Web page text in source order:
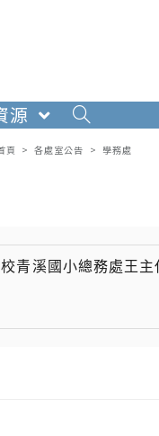
源
頁 > 各處室公告 > 學務處
青溪國小總務處王主